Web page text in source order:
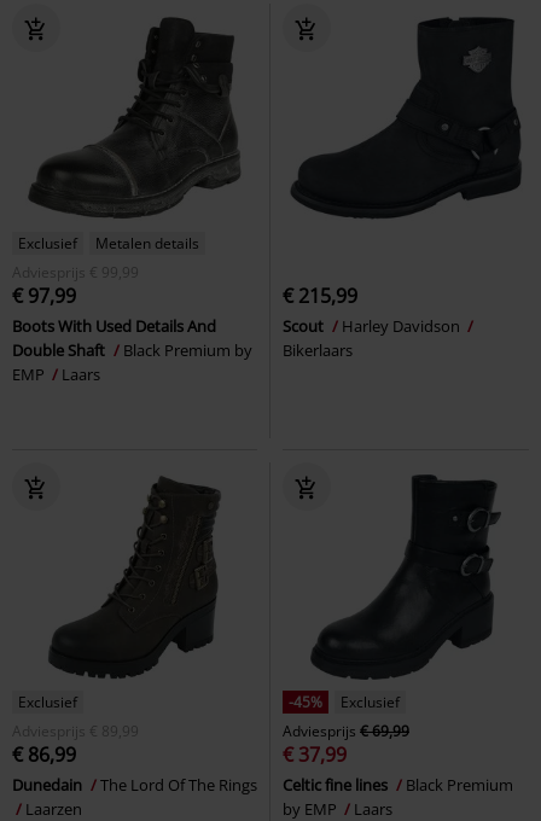
Exclusief
Metalen details
Adviesprijs
€ 99,99
€ 97,99
Boots With Used Details And
Double Shaft
Black Premium by
EMP
Laars
€ 215,99
Scout
Harley Davidson
Bikerlaars
Exclusief
Adviesprijs
€ 89,99
€ 86,99
Dunedain
The Lord Of The Rings
Laarzen
-45%
Exclusief
Adviesprijs € 69,99
€ 37,99
Celtic fine lines
Black Premium
by EMP
Laars